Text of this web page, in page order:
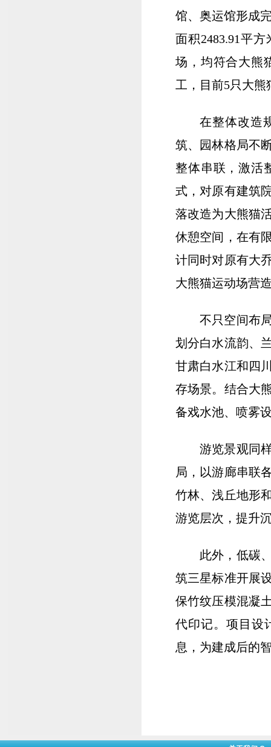
馆、奥运馆形成
面积2483.91平
场，均符合大熊
工，目前5只大熊
在整体改造
筑、园林格局不
整体串联，激活
式，对原有建筑
落改造为大熊猫
休憩空间，在有
计同时对原有大
大熊猫运动场营
不只空间布
划分白水流韵、
甘肃白水江和四
存场景。结合大
备戏水池、喷雾
游览景观同
局，以游廊串联
竹林、浅丘地形
游览层次，提升
此外，低碳
筑三星标准开展
保竹纹压模混凝
代印记。项目设
息，为建成后的